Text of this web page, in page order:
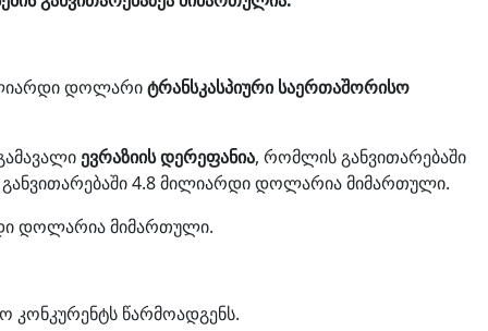
დოლარიტრანსკასპიური საერთაშორისო
ევრაზიის დერეფანია, რომლის განვითარებაში
4.8 მილიარდი დოლარია მიმართული.
დოლარია მიმართული.
წარმოადგენს.